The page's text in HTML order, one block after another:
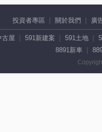
投資者專區 關於我們 廣
古屋 591新建案 591土地
8891新車